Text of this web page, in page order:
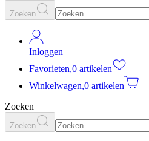
Zoeken
Inloggen
Favorieten,0 artikelen
Winkelwagen,0 artikelen
Zoeken
Zoeken